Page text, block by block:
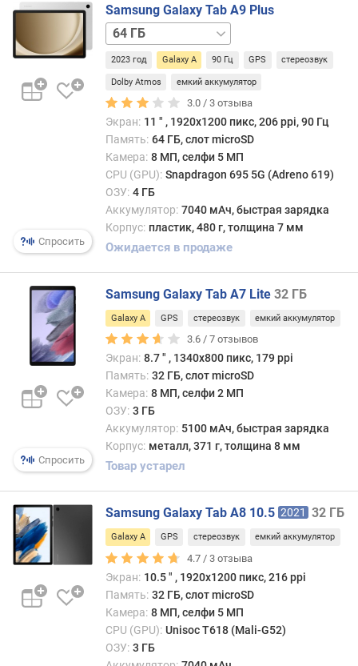
т
в
а
м
о
б
а
в
л
н
и
п
о
л
и
ч
е
с
т
у
п
8
ГБ
128 ГБ
ОЗУ
ГБ,
5G
256 ГБ
/
ОЗУ
6
ГБ
256 ГБ
/
6
ГБ,
5G
256 ГБ
/
ОЗУ
8
ГБ256 ГБ
/
ОЗУ
8
ГБ,
Спросить
Samsung Galaxy Tab A9 Plus
64 ГБ
/
5G
64 ГБ
/
128 ГБ
/
6
ГБ
128 ГБ
/
6
ГБ,
/
8
ГБ
128 ГБ
/
8
ГБ,
5G
128 ГБ
/
LTE
/
5G
2023 год Galaxy A 90 Гц GPS стереозвук
Dolby Atmos емкий аккумулятор
3.0 /3 отзыва
Экран: 11 ″ , 1920x1200 пикс, 206 ppi, 90 Гц
Память: 64 ГБ, слот microSD
Камера: 8 МП, селфи 5 МП
CPU (GPU): Snapdragon 695 5G (Adreno 619)
ОЗУ: 4 ГБ
Аккумулятор: 7040 мАч, быстрая зарядка
Корпус: пластик, 480 г, толщина 7 мм
Ожидается в продаже
Спросить
Samsung Galaxy Tab A7 Lite 32 ГБ
Galaxy A GPS стереозвук емкий аккумулятор
3.6 /7 отзывов
Экран: 8.7 ″ , 1340х800 пикс, 179 ppi
Память: 32 ГБ, слот microSD
Камера: 8 МП, селфи 2 МП
ОЗУ: 3 ГБ
Аккумулятор: 5100 мАч, быстрая зарядка
Корпус: металл, 371 г, толщина 8 мм
Товар устарел
Samsung Galaxy Tab A8 10.5 2021 32 ГБ
Galaxy A GPS стереозвук емкий аккумулятор
4.7 /3 отзыва
Экран: 10.5 ″ , 1920x1200 пикс, 216 ppi
Память: 32 ГБ, слот microSD
Камера: 8 МП, селфи 5 МП
CPU (GPU): Unisoc T618 (Mali-G52)
ОЗУ: 3 ГБ